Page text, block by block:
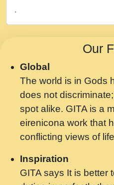
Chahe Ram Ho
मझ अपन जवन बनन न
Shri ravinandan
मन अशांत मंत्र जाप -
Gyananand Ji
मन बध लय परम वल
Saawariya.mp3
मर गनय न अपरध
.
Our
Global
The world is in Gods
does not
spot alike. GITA is a
eirenicona work that
conflicting views of
Inspiration
GITA says It is better